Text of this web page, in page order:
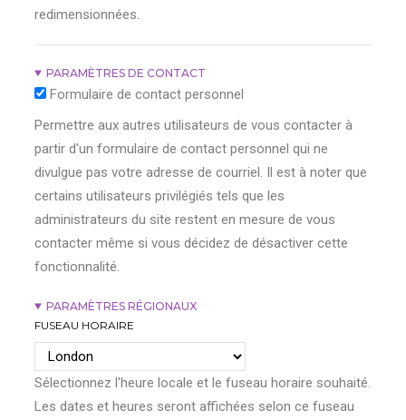
redimensionnées.
PARAMÈTRES DE CONTACT
Formulaire de contact personnel
Permettre aux autres utilisateurs de vous contacter à
partir d'un formulaire de contact personnel qui ne
divulgue pas votre adresse de courriel. Il est à noter que
certains utilisateurs privilégiés tels que les
administrateurs du site restent en mesure de vous
contacter même si vous décidez de désactiver cette
fonctionnalité.
PARAMÈTRES RÉGIONAUX
FUSEAU HORAIRE
Sélectionnez l'heure locale et le fuseau horaire souhaité.
Les dates et heures seront affichées selon ce fuseau